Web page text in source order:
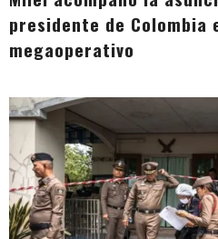
presidente de Colombia
megaoperativo